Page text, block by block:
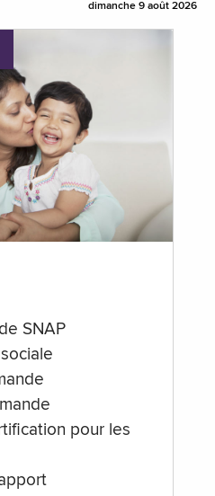
dimanche 9 août 2026
SNAP
pour les